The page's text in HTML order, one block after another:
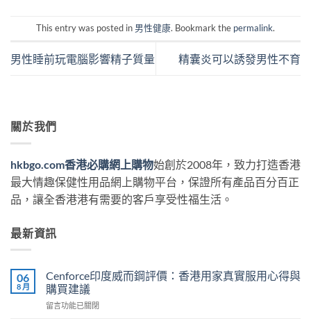
This entry was posted in 男性健康. Bookmark the permalink.
男性睡前玩電腦影響精子質量 精囊炎可以誘發男性不育
關於我們
hkbgo.com香港必購網上購物始創於2008年，致力打造香港
最大情趣保健性用品網上購物平台，保證所有產品百分百正
品，讓全香港港有需要的客戶享受性福生活。
最新資訊
06
8 月
Cenforce印度威而鋼評價：香港用家真實服用心得與
購買建議
在
留言功能已關閉